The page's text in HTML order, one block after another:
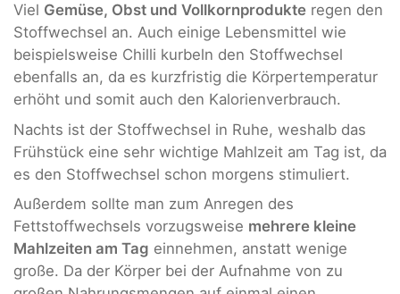
Viel Gemüse, Obst und Vollkornprodukte regen den
Stoffwechsel an. Auch einige Lebensmittel wie
beispielsweise Chilli kurbeln den Stoffwechsel
ebenfalls an, da es kurzfristig die Körpertemperatur
erhöht und somit auch den Kalorienverbrauch.
Nachts ist der Stoffwechsel in Ruhe, weshalb das
Frühstück eine sehr wichtige Mahlzeit am Tag ist, da
es den Stoffwechsel schon morgens stimuliert.
Außerdem sollte man zum Anregen des
Fettstoffwechsels vorzugsweise mehrere kleine
Mahlzeiten am Tag einnehmen, anstatt wenige
große. Da der Körper bei der Aufnahme von zu